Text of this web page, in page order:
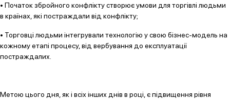
• Початок збройного конфлікту створює умови для торгівлі людьми
в країнах, які постраждали від конфлікту;
• Торговці людьми інтегрували технологію у свою бізнес-модель на
кожному етапі процесу, від вербування до експлуатації
постраждалих.
Метою цього дня, як і всіх інших днів в році, є підвищення рівня